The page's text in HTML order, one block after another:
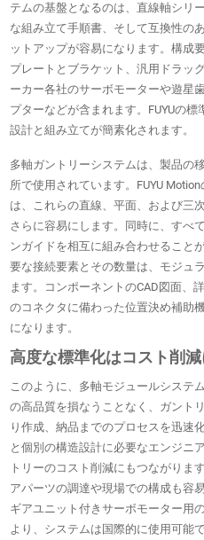
テムの基盤となるのは、直線軸シリ
な組み立て手順書、そして互換性の
ットアップが容易になります。構成
プレートとブラケット、汎用ドラッ
ーカー各社のサーボモーターや遊星
プターなどが含まれます。FUYUの標
設計と組み立てが簡素化されます。
多軸ガントリーシステムは、製品の
所で使用されています。FUYU
は、これらの直線、平面、および三
さらに容易にします。同時に、すべ
ンガイドを相互に組み合わせること
要な接続要素とその数量は、モジュ
ます。コンポーネントのCAD図面、
のコネクタに備わった位置決め補助
になります。
高度な標準化はコスト削
このように、多軸モジュールシステ
の高品質を損なうことなく、ガント
り作成、納品までのプロセスを迅速
と個別の構造設計に必要なエンジニ
トリーのコスト削減にもつながりま
アパーツの調達や現場での構成も容
ギアユニット付きサーボモーター用
より、システムは国際的に使用可能